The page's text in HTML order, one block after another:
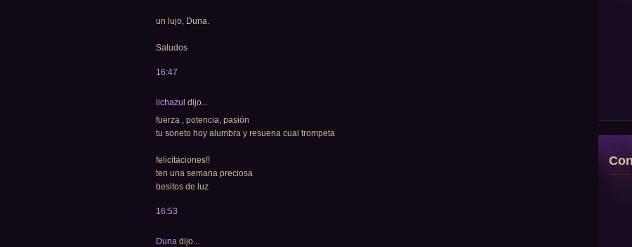
un lujo, Duna.
Saludos
16:47
lichazul dijo...
fuerza , potencia, pasión
tu soneto hoy alumbra y resuena cual trompeta
felicitaciones!!
ten una semana preciosa
besitos de luz
16:53
Duna dijo...